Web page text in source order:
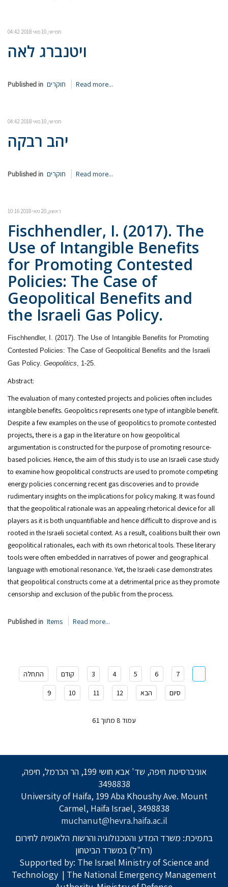
חמישי, 10 מאי 2018 04:42
ויטנברג לאה
Published in חוקרים Read more...
חמישי, 10 מאי 2018 04:42
יהב רבקה
Published in חוקרים Read more...
ראשון, 20 מאי 2018 10:16
Fischhendler, I. (2017). The
Use of Intangible Benefits
for Promoting Contested
Policies: The Case of
Geopolitical Benefits and
the Israeli Gas Policy.
Fischhendler, I. (2017). The Use of Intangible Benefits for Promoting
Contested Policies: The Case of Geopolitical Benefits and the Israeli
Gas Policy. Geopolitics, 1-25.
Abstract:
The evaluation of many contested projects and policies often includes
intangible benefits. Geopolitics represents one type of intangible benefit.
Despite a few examples on the use of geopolitics to promote contested
projects, there is a gap in the literature on how geopolitical
argumentation is constructed for the purpose of promoting resource-
based policies. Hence, the aim of this study is to use an Israeli case study
to examine how geopolitical constructs are used to promote competing
energy policies concerning recent gas discoveries and to provide
rudimentary insights on the implications for policy making. It was found
that the geopolitical rationale was an appealing rhetorical device for all
players as it is both unquantifiable and hence difficult to disprove and is
rooted in the Israeli societal context. As a result, coalitions built their own
geopolitical rationales, each with its own rhetorical tools. These literary
tools were often embedded in narratives of power and geographical
language with emotional resonance. Yet, the Israeli case demonstrates
that geopolitical constructs come at a detrimental price as they promote
censorship and exclusion of the public from the process.
Published in Items Read more...
התחלה קודם 3 4 5 6 7
9 10 11 12 הבא סיום
עמוד 8 מתוך 61
אוניברסיטת חיפה, שד' אבא חושי 199, הר הכרמל, חיפה,
3498838
University of Haifa, 199 Aba Khoushy Ave. Mount
Carmel, Haifa Israel, 3498838
muchanut@hevra.haifa.ac.il
בתמיכת: משרד המדע והטכנולוגיה והרשות הלאומית לחירום
(רח"ל) במשרד הביטחון
Supported by: The Israel Ministry of Science and
Technology | The National Emergency Management